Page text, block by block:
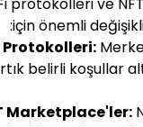
için önemli
Protokolleri:
belirli koşullar
Marketplace'ler: